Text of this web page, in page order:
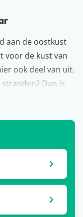
aan de oostkust
voor de kust van
ook deel van uit.
Dan is
staat
hier op luxe
aan de vele
vakantie op
luxe vakantie op